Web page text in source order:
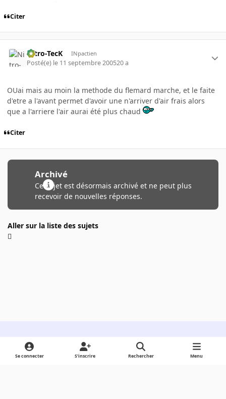
Citer
Nitro-TecK INpactien
Posté(e) le 11 septembre 200520 a
OUai mais au moin la methode du flemard marche, et le faite
d'etre a l'avant permet d'avoir une n'arriver d'air frais alors
que a l'arriere l'air aurai été plus chaud
Citer
Archivé
Ce sujet est désormais archivé et ne peut plus
recevoir de nouvelles réponses.
Aller sur la liste des sujets
Light ModeDark ModeSystem Preference
Se connecter S’inscrire Rechercher Menu